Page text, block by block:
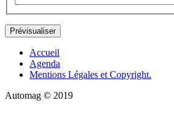
Accueil
Agenda
Mentions Légales et Copyright.
Automag © 2019